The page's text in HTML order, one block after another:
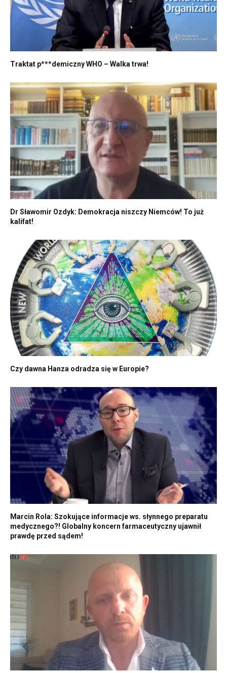
Traktat p***demiczny WHO – Walka trwa!
Dr Sławomir Ozdyk: Demokracja niszczy Niemców! To już
kalifat!
Czy dawna Hanza odradza się w Europie?
Marcin Rola: Szokujące informacje ws. słynnego preparatu
medycznego?! Globalny koncern farmaceutyczny ujawnił
prawdę przed sądem!